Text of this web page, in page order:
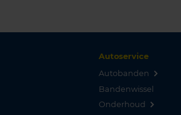
Autoservice
Autobanden
Bandenwissel
Onderhoud